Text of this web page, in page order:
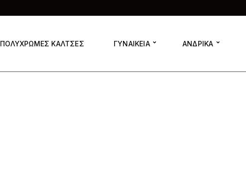
ΠΟΛΥΧΡΩΜΕΣ ΚΑΛΤΣΕΣ ΓΥΝΑΙΚΕΙΑ ΑΝΔΡΙΚΑ